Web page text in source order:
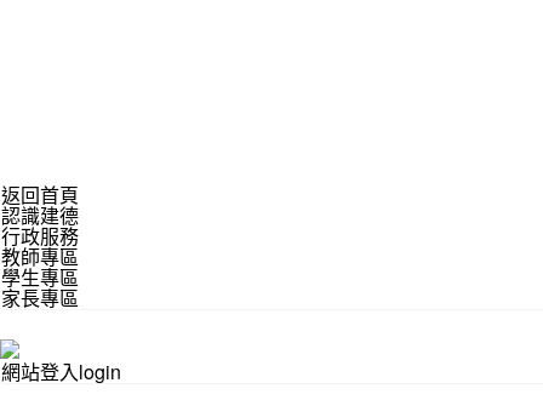
返回首頁
認識建德
行政服務
教師專區
學生專區
家長專區
網站登入login